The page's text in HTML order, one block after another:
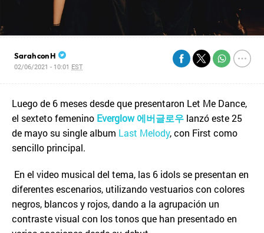
Sarah con H
02/06/2021 - 10:01 EST
Luego de 6 meses desde que presentaron Let Me Dance,
el sexteto femenino Everglow 에버글로우 lanzó este 25
de mayo su single album Last Melody, con First como
sencillo principal.
En el video musical del tema, las 6 idols se presentan en
diferentes escenarios, utilizando vestuarios con colores
negros, blancos y rojos, dando a la agrupación un
contraste visual con los tonos que han presentado en